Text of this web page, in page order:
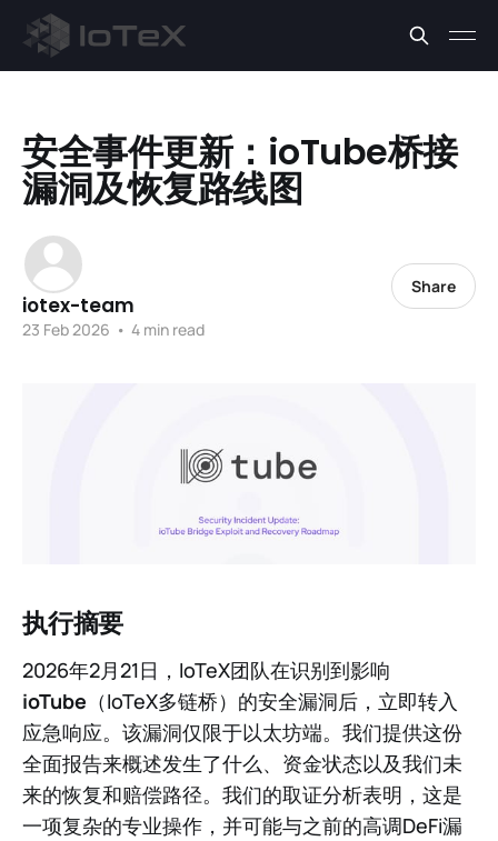
安全事件更新：ioTube桥接
漏洞及恢复路线图
iotex-team
23 Feb 2026 • 4 min read
Share
执行摘要
2026年2月21日，IoTeX团队在识别到影响
ioTube （IoTeX多链桥）的安全漏洞后，立即转入
应急响应。该漏洞仅限于以太坊端。我们提供这份
全面报告来概述发生了什么、资金状态以及我们未
来的恢复和赔偿路径。我们的取证分析表明，这是
一项复杂的专业操作，并可能与之前的高调DeFi漏